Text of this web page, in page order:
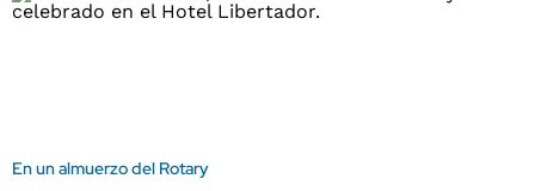
En un almuerzo del Rotary